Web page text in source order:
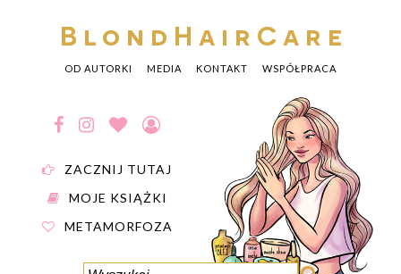
BlondHairCare
OD AUTORKI MEDIA KONTAKT WSPÓŁPRACA
ZACZNIJ TUTAJ
MOJE KSIĄŻKI
METAMORFOZA